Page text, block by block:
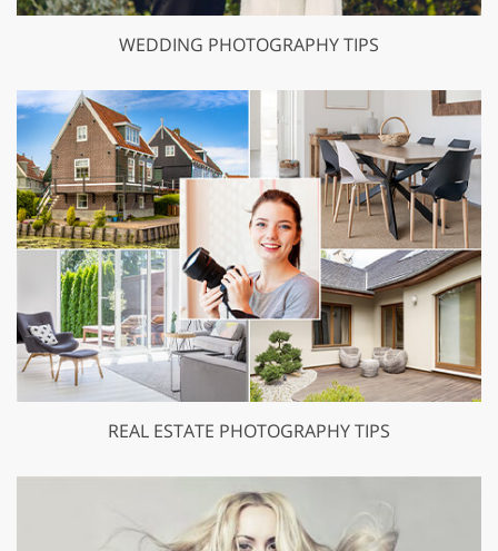
WEDDING PHOTOGRAPHY TIPS
REAL ESTATE PHOTOGRAPHY TIPS